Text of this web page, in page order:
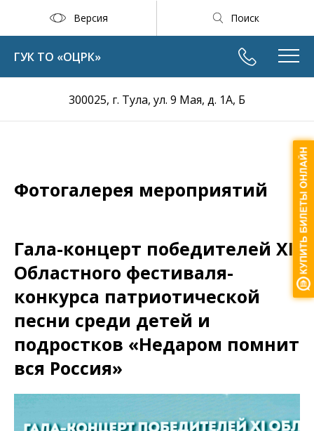
Версия Поиск
300025, г. Тула, ул. 9 Мая, д. 1А, Б
ГУК ТО «ОЦРК»
Фотогалерея мероприятий
Гала-концерт победителей ХI
Областного фестиваля-
конкурса патриотической
песни среди детей и
подростков «Недаром помнит
вся Россия»